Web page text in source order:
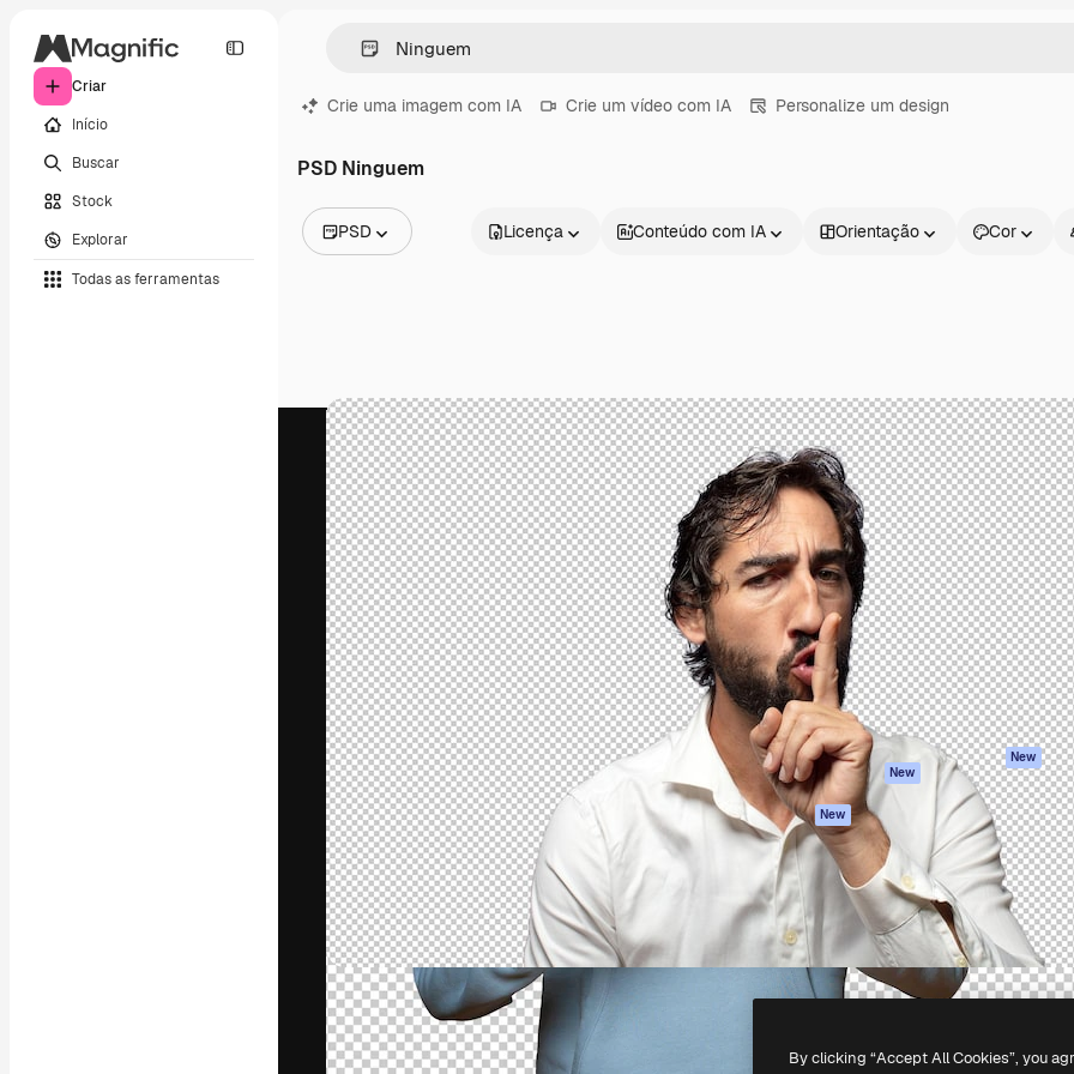
Criar
Início
Buscar
Stock
Explorar
Todas as ferramentas
Crie uma imagem com IA Crie um vídeo com IA Personalize um design
PSD Ninguem
PSD
Vídeos
Clipes de vídeo
Animações
Modelos de vídeos
Ícones
Modelos 3D
Fontes
Licença Conteúdo com IA Orientação Cor
A plataforma criativa para você direcionar
seu melhor trabalho. Mais de 1 milhão de
assinantes entre criativos, empresas,
agências e estúdios.
Português
Produtos
Spaces
Assistente de IA
Gerador de
imagens
Gerador de vídeos
Texto para voz
Conteúdo de stock
MCP para
Claude/ChatGPT
New
Agentes New
API
App móvel
Todas as
ferramentas
Começar
Academy
Documentação
Atendimento
Termos e
condições
Política de
privacidade
Originais New
Política de
Central de
confiabilidade
Afiliados
Empresas
Copyright © 2010-2026 Freepik Company S.L.U. Todos os direitos reservados.
By clicking “Accept All Cookies”, you